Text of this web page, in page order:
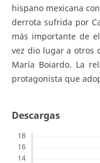
hispano mexicana
derrota sufrida por
más importante de
vez dio lugar a otros
María Boiardo. La
protagonista que
Descargas